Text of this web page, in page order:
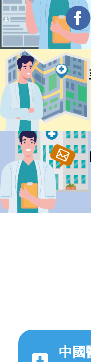
中國